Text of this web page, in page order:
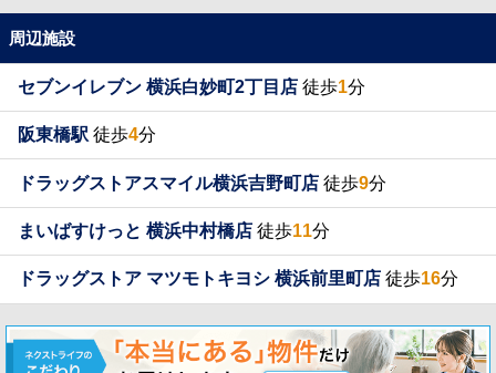
周辺施設
セブンイレブン 横浜白妙町2丁目店 徒歩1分
阪東橋駅 徒歩4分
ドラッグストアスマイル横浜吉野町店 徒歩9分
まいばすけっと 横浜中村橋店 徒歩11分
ドラッグストア マツモトキヨシ 横浜前里町店 徒歩16分